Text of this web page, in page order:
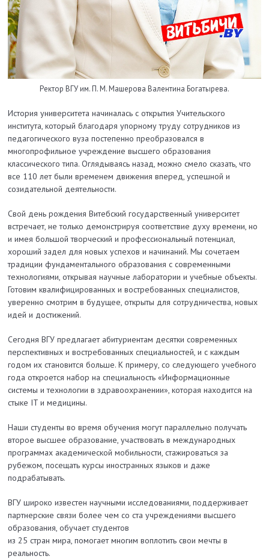
Ректор ВГУ им. П. М. Машерова Валентина Богатырева.
История университета начиналась с открытия Учительского
института, который благодаря упорному труду сотрудников из
педагогического вуза постепенно преобразовался в
многопрофильное учреждение высшего образования
классического типа. Оглядываясь назад, можно смело сказать, что
все 110 лет были временем движения вперед, успешной и
созидательной деятельности.
Свой день рождения Витебский государственный университет
встречает, не только демонстрируя соответствие духу времени, но
и имея большой творческий и профессиональный потенциал,
хороший задел для новых успехов и начинаний. Мы сочетаем
традиции фундаментального образования с современными
технологиями, открывая научные лаборатории и учебные объекты.
Готовим квалифицированных и востребованных специалистов,
уверенно смотрим в будущее, открыты для сотрудничества, новых
идей и достижений.
Сегодня ВГУ предлагает абитуриентам десятки современных
перспективных и востребованных специальностей, и с каждым
годом их становится больше. К примеру, со следующего учебного
года откроется набор на специальность «Информационные
системы и технологии в здравоохра­нении», которая находится на
стыке IT и медицины.
Наши студенты во время обучения могут параллельно получать
второе высшее образование, участвовать в международных
программах академической мобильности, стажироваться за
рубежом, посещать курсы иностранных языков и даже
подрабатывать.
ВГУ широко известен научными исследованиями, поддерживает
партнерские связи более чем со ста учреждениями высшего
образования, обучает студентов
из 25 стран мира, помогает многим воплотить свои мечты в
реальность.